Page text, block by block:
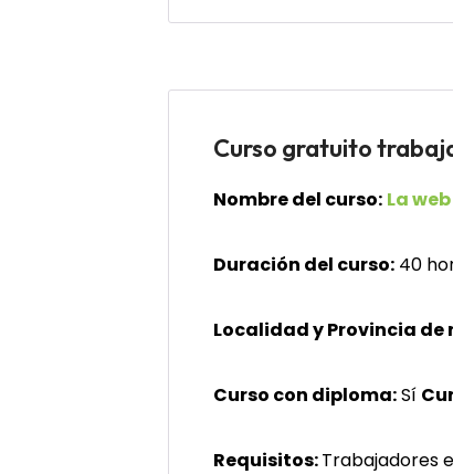
Curso gratuito
Nombre del curso: La
Duración del curso: 40
Localidad y Provincia de
Curso con diploma:Sí
Requisitos:Trabajadores